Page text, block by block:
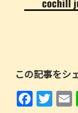
この記事をシ
F T
ナ
シ
ョ
ン